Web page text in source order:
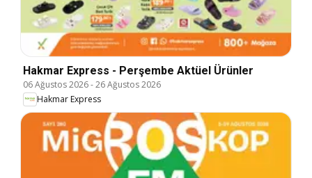
Hakmar Express - Perşembe Aktüel Ürünler
06 Ağustos 2026-26 Ağustos 2026
Hakmar Express